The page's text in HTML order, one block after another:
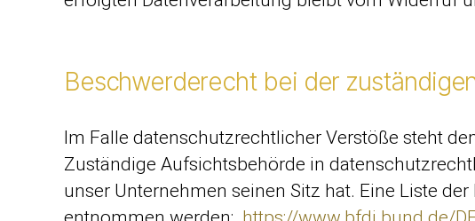
Beschwerderecht bei der
Im Falle datenschutzrechtlicher Verstöße steht
Zuständige Aufsichtsbehörde in
unser Unternehmen seinen Sitz hat. Eine Liste